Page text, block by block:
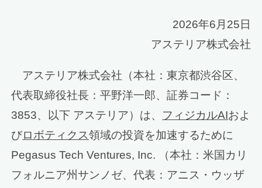
2026年6月25日
アステリア株式会社
アステリア株式会社（本社：東京都渋谷区、
代表取締役社長：平野洋一郎、証券コード：
3853、以下 アステリア）は、 フィジカルAIおよ
びロボティクス領域の投資を加速するために
Pegasus Tech Ventures, Inc. （本社：米国カリ
フォルニア州サンノゼ、代表：アニス・ウッザ